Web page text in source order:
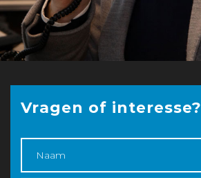
Vragen of interesse?